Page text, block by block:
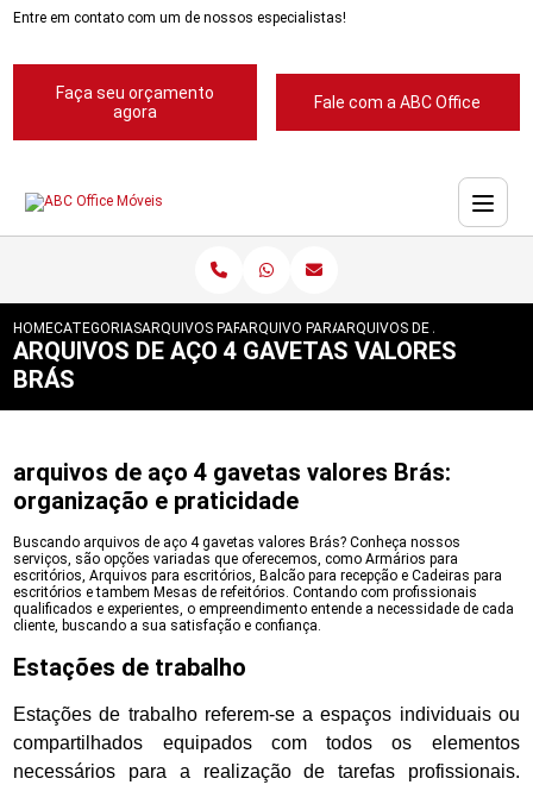
Entre em contato com um de nossos especialistas!
Faça seu orçamento
agora
Fale com a ABC Office
HOMECATEGORIASARQUIVOS PARA ESCRITORIOS
ARQUIVO PARA ESCRITORIOS PASTA
ARQUIVOS DE ACO 4
ARQUIVOS DE AÇO 4 GAVETAS VALORES
BRÁS
arquivos de aço 4 gavetas valores Brás:
organização e praticidade
Buscando arquivos de aço 4 gavetas valores Brás? Conheça nossos
serviços, são opções variadas que oferecemos, como Armários para
escritórios, Arquivos para escritórios, Balcão para recepção e Cadeiras para
escritórios e tambem Mesas de refeitórios. Contando com profissionais
qualificados e experientes, o empreendimento entende a necessidade de cada
cliente, buscando a sua satisfação e confiança.
Estações de trabalho
Estações de trabalho referem-se a espaços individuais ou
compartilhados equipados com todos os elementos
necessários para a realização de tarefas profissionais.